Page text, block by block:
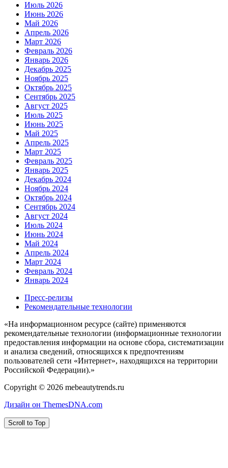
Июль 2026
Июнь 2026
Май 2026
Апрель 2026
Март 2026
Февраль 2026
Январь 2026
Декабрь 2025
Ноябрь 2025
Октябрь 2025
Сентябрь 2025
Август 2025
Июль 2025
Июнь 2025
Май 2025
Апрель 2025
Март 2025
Февраль 2025
Январь 2025
Декабрь 2024
Ноябрь 2024
Октябрь 2024
Сентябрь 2024
Август 2024
Июль 2024
Июнь 2024
Май 2024
Апрель 2024
Март 2024
Февраль 2024
Январь 2024
Пресс-релизы
Рекомендательные технологии
«На информационном ресурсе (сайте) применяются
рекомендательные технологии (информационные технологии
предоставления информации на основе сбора, систематизации
и анализа сведений, относящихся к предпочтениям
пользователей сети «Интернет», находящихся на территории
Российской Федерации).»
Copyright © 2026 mebeautytrends.ru
Дизайн он ThemesDNA.com
Scroll to Top